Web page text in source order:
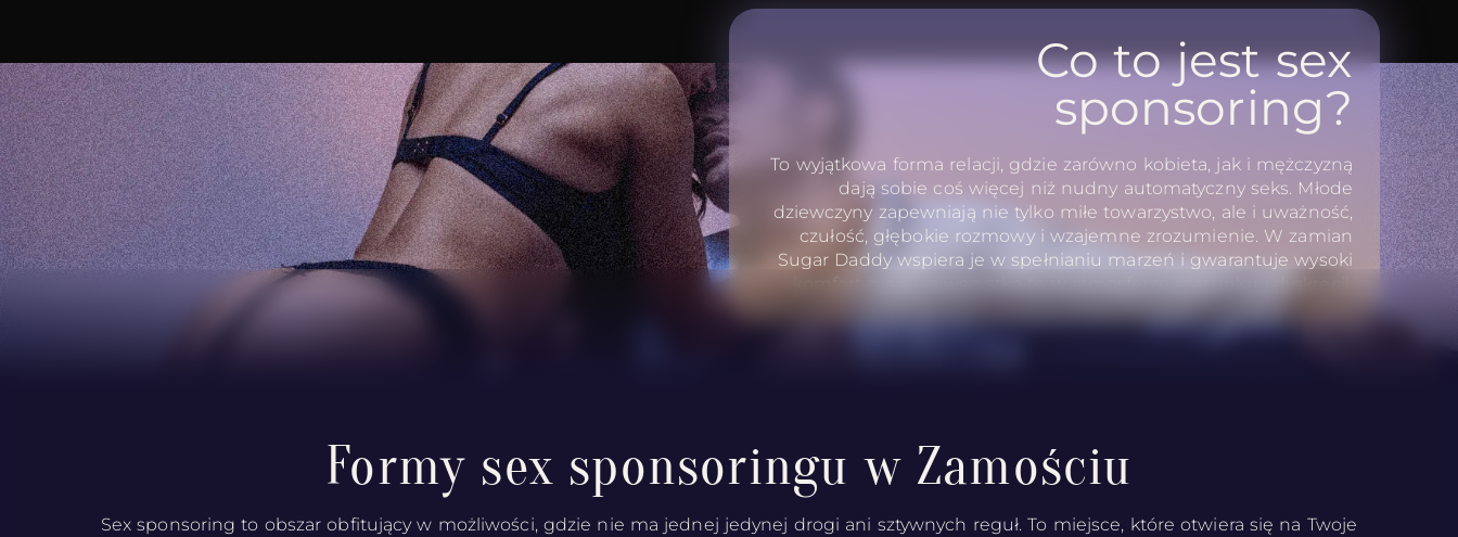
Co to jest sex
sponsoring?
To wyjątkowa forma relacji, gdzie zarówno kobieta, jak i mężczyzną
dają sobie coś więcej niż nudny automatyczny seks. Młode
dziewczyny zapewniają nie tylko miłe towarzystwo, ale i uważność,
czułość, głębokie rozmowy i wzajemne zrozumienie. W zamian
Sugar Daddy wspiera je w spełnianiu marzeń i gwarantuje wysoki
komfort życia – a wszystko to w atmosferze szacunku i dyskrecji.
Formy sex sponsoringu w Zamościu
Sex sponsoring to obszar obfitujący w możliwości, gdzie nie ma jednej jedynej drogi ani sztywnych reguł. To miejsce, które otwiera się na Twoje